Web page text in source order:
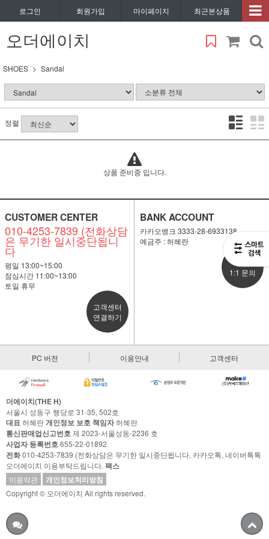
로그인 회원가입 마이페이지 최근본상품
오더에이치
SHOES Sandal
정렬
상품 준비중 입니다.
CUSTOMER CENTER
010-4253-7839 (전화상담
은 무기한 일시중단됩니
다
평일 13:00~15:00
점심시간 11:00~13:00
토일 휴무
고객센터
연결하기
BANK ACCOUNT
카카오뱅크 3333-28-6933138
예금주 : 허혜란
비회원
1:1 문의
PC 버전 이용안내 고객센터
더에이치(THE H)
서울시 성동구 행당로 31-35, 502호
대표허혜란개인정보 보호 책임자허혜란
통신판매업신고번호제 2023-서울성동-2236 호
사업자 등록번호655-22-01892
전화010-4253-7839 (전화상담은 무기한 일시중단됩니다, 카카오톡, 네이버톡톡
오더에이치 이용부탁드립니다. 팩스
이용약관 개인정보처리방침
Copyright © 오더에이치 All rights reserved.